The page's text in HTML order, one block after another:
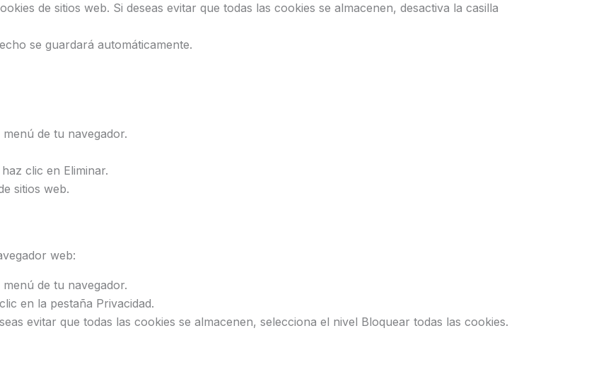
de sitios web. Si deseas evitar que todas las cookies se almacenen, desactiva la casilla
se guardará automáticamente.
de tu navegador.
clic en Eliminar.
sitios web.
web:
de tu navegador.
en la pestaña Privacidad.
evitar que todas las cookies se almacenen, selecciona el nivel Bloquear todas las cookies.